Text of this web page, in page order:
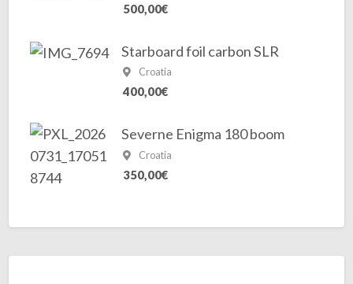
500,00€
Starboard foil carbon SLR
Croatia
400,00€
Severne Enigma 180 boom
Croatia
350,00€